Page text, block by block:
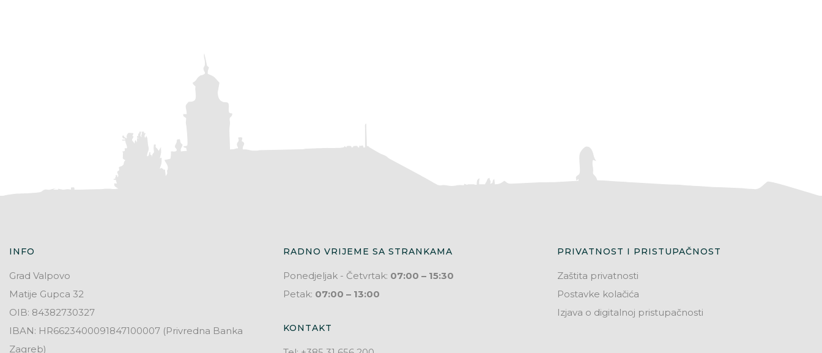
INFO
Grad Valpovo
Matije Gupca 32
OIB: 84382730327
IBAN: HR6623400091847100007 (Privredna Banka
Zagreb)
RADNO VRIJEME SA STRANKAMA
Ponedjeljak - Četvrtak: 07:00 – 15:30
Petak: 07:00 – 13:00
KONTAKT
PRIVATNOST I PRISTUPAČNOST
Zaštita privatnosti
Postavke kolačića
Izjava o digitalnoj pristupačnosti